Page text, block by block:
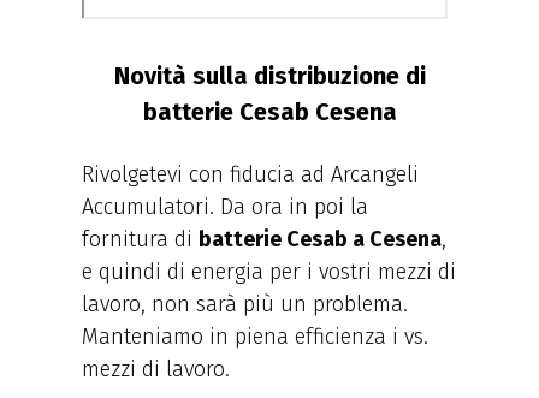
Novità sulla distribuzione di
batterie Cesab Cesena
Rivolgetevi con fiducia ad Arcangeli
Accumulatori. Da ora in poi la
fornitura di batterie Cesab a Cesena,
e quindi di energia per i vostri mezzi di
lavoro, non sarà più un problema.
Manteniamo in piena efficienza i vs.
mezzi di lavoro.